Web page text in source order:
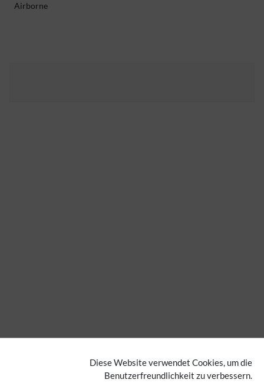
Diese Website verwendet Cookies, um die
Benutzerfreundlichkeit zu verbessern.
Airborne